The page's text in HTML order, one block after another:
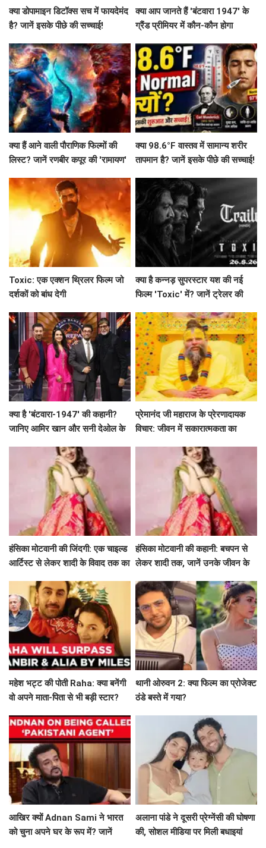
क्या डोपामाइन डिटॉक्स सच में फायदेमंद
है? जानें इसके पीछे की सच्चाई!
क्या आप जानते हैं 'बंटवारा 1947' के
ग्रैंड प्रीमियर में कौन-कौन होगा
क्या हैं आने वाली पौराणिक फिल्मों की
लिस्ट? जानें रणबीर कपूर की 'रामायण'
क्या 98.6°F वास्तव में सामान्य शरीर
तापमान है? जानें इसके पीछे की सच्चाई!
Toxic: एक एक्शन थ्रिलर फिल्म जो
दर्शकों को बांध देगी
क्या है कन्नड़ सुपरस्टार यश की नई
फिल्म 'Toxic' में? जानें ट्रेलर की
क्या है 'बंटवारा-1947' की कहानी?
जानिए आमिर खान और सनी देओल के
प्रेमानंद जी महाराज के प्रेरणादायक
विचार: जीवन में सकारात्मकता का
हंसिका मोटवानी की जिंदगी: एक चाइल्ड
आर्टिस्ट से लेकर शादी के विवाद तक का
हंसिका मोटवानी की कहानी: बचपन से
लेकर शादी तक, जानें उनके जीवन के
महेश भट्ट की पोती Raha: क्या बनेंगी
वो अपने माता-पिता से भी बड़ी स्टार?
थानी ओरुवन 2: क्या फिल्म का प्रोजेक्ट
ठंडे बस्ते में गया?
आखिर क्यों Adnan Sami ने भारत
को चुना अपने घर के रूप में? जानें
अलाना पांडे ने दूसरी प्रेग्नेंसी की घोषणा
की, सोशल मीडिया पर मिली बधाइयां